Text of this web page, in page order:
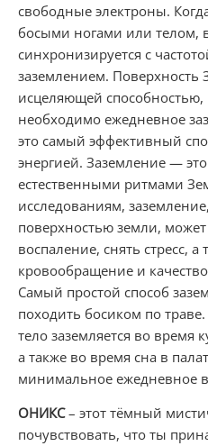
свободные электроны.
босыми ногами или телом,
синхронизируется с
заземлением. Поверхность
исцеляющей способностью,
необходимо ежедневное
это самый эффективный
энергией. Заземление —
естественными ритмами
исследованиям,
поверхностью земли,
воспаление, снять стресс,
кровообращение и
Самый простой способ
походить босиком по
тело заземляется во время
а также во время сна в
минимальное ежедневное
ОНИКС– этот тёмный
почувствовать, что ты